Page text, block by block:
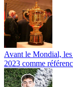
Avant le Mondial,
2023 comme